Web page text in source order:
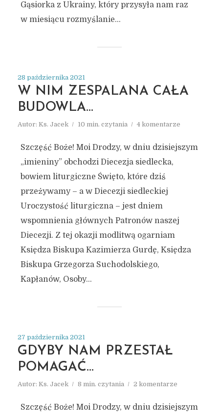
Gąsiorka z Ukrainy, który przysyła nam raz
w miesiącu rozmyślanie...
28 października 2021
W NIM ZESPALANA CAŁA
BUDOWLA…
Autor: Ks. Jacek 10 min. czytania 4 komentarze
Szczęść Boże! Moi Drodzy, w dniu dzisiejszym
„imieniny” obchodzi Diecezja siedlecka,
bowiem liturgiczne Święto, które dziś
przeżywamy – a w Diecezji siedleckiej
Uroczystość liturgiczna – jest dniem
wspomnienia głównych Patronów naszej
Diecezji. Z tej okazji modlitwą ogarniam
Księdza Biskupa Kazimierza Gurdę, Księdza
Biskupa Grzegorza Suchodolskiego,
Kapłanów, Osoby...
27 października 2021
GDYBY NAM PRZESTAŁ
POMAGAĆ…
Autor: Ks. Jacek 8 min. czytania 2 komentarze
Szczęść Boże! Moi Drodzy, w dniu dzisiejszym